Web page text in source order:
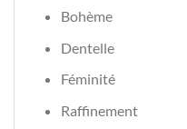
Bohème
Dentelle
Féminité
Raffinement